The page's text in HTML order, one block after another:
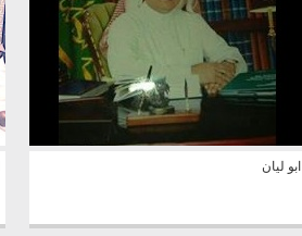
ابو ليان